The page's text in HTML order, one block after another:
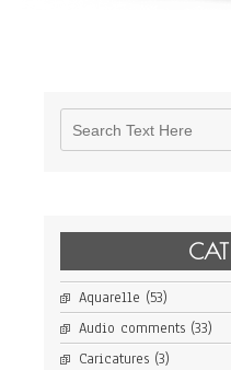
Aquarelle (53)
Audio comments (33)
Caricatures (3)